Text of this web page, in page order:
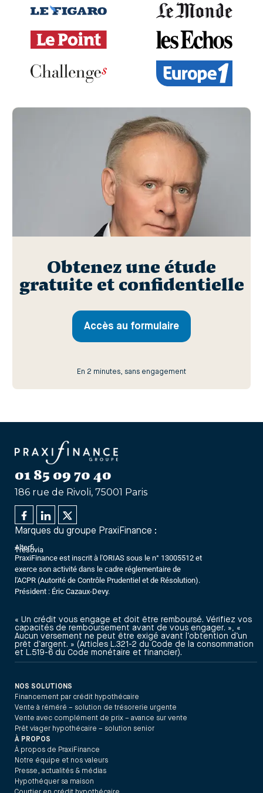
Obtenez une étude
gratuite et confidentielle
Accès au formulaire
En 2 minutes, sans engagement
01 85 09 70 40
186 rue de Rivoli, 75001 Paris
Marques du groupe PraxiFinance :
Alterfi
Trésovia
PraxiFinance est inscrit à l'ORIAS sous le n° 13005512 et
exerce son activité dans le cadre réglementaire de
l'ACPR (Autorité de Contrôle Prudentiel et de Résolution).
Président : Éric Cazaux-Devy.
« Un crédit vous engage et doit être remboursé. Vérifiez vos
capacités de remboursement avant de vous engager. », «
Aucun versement ne peut être exigé avant l’obtention d’un
prêt d’argent. » (Articles L.321-2 du Code de la consommation
et L.519-6 du Code monétaire et financier).
NOS SOLUTIONS
Financement par crédit hypothécaire
Vente à réméré – solution de trésorerie urgente
Vente avec complément de prix – avance sur vente
Prêt viager hypothécaire – solution senior
À PROPOS
À propos de PraxiFinance
Notre équipe et nos valeurs
Presse, actualités & médias
Hypothéquer sa maison